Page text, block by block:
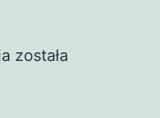
została